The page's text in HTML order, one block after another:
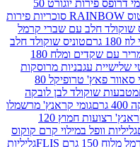
סקיטלס גומי דרופס פירות יוגורט 50
מנטוס RAINBOW סוכריות פירות
עם שברי קרמל
טוניס שוקולד חלב
טוניס שוקולד מריר עם שקדים ומלח 180
מרוסקות
סוכריות גומי סאוור פאץ' טרופיקל 80
לבן לובקה
קראנץ' מרשמלו
גומי קראנץ' רצועות חמוץ 120
במילוי קרם קוקוס
גליליות